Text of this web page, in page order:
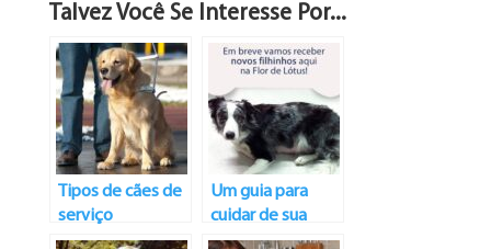
Talvez Você Se Interesse Por...
Tipos de cães de
serviço
Um guia para
cuidar de sua
peluda grávida